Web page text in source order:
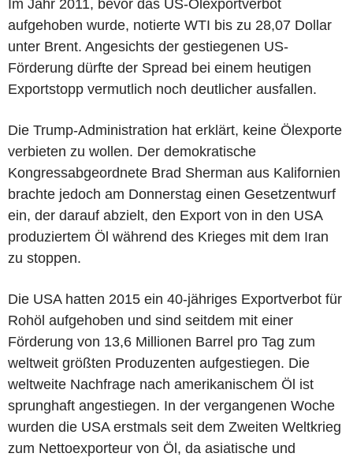
Im Jahr 2011, bevor das US-Ölexportverbot
aufgehoben wurde, notierte WTI bis zu 28,07 Dollar
unter Brent. Angesichts der gestiegenen US-
Förderung dürfte der Spread bei einem heutigen
Exportstopp vermutlich noch deutlicher ausfallen.
Die Trump-Administration hat erklärt, keine Ölexporte
verbieten zu wollen. Der demokratische
Kongressabgeordnete Brad Sherman aus Kalifornien
brachte jedoch am Donnerstag einen Gesetzentwurf
ein, der darauf abzielt, den Export von in den USA
produziertem Öl während des Krieges mit dem Iran
zu stoppen.
Die USA hatten 2015 ein 40-jähriges Exportverbot für
Rohöl aufgehoben und sind seitdem mit einer
Förderung von 13,6 Millionen Barrel pro Tag zum
weltweit größten Produzenten aufgestiegen. Die
weltweite Nachfrage nach amerikanischem Öl ist
sprunghaft angestiegen. In der vergangenen Woche
wurden die USA erstmals seit dem Zweiten Weltkrieg
zum Nettoexporteur von Öl, da asiatische und